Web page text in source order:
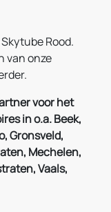
Rood.
van onze
voor het
in o.a. Beek,
Gronsveld,
Mechelen,
Vaals,